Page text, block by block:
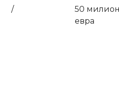
/
50
евра